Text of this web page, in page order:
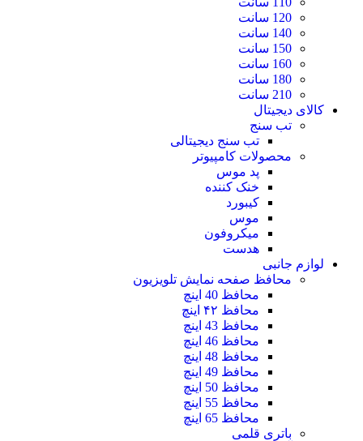
120 سانت
140 سانت
150 سانت
160 سانت
180 سانت
210 سانت
کالای دیجیتال
تب سنج
تب سنج دیجیتالی
محصولات کامپیوتر
پد موس
خنک کننده
کیبورد
موس
میکروفون
هدست
لوازم جانبی
محافظ صفحه نمایش تلویزیون
محافظ 40 اینچ
محافظ ۴۲ اینچ
محافظ 43 اینچ
محافظ 46 اینچ
محافظ 48 اینچ
محافظ 49 اینچ
محافظ 50 اینچ
محافظ 55 اینچ
محافظ 65 اینچ
باتری قلمی